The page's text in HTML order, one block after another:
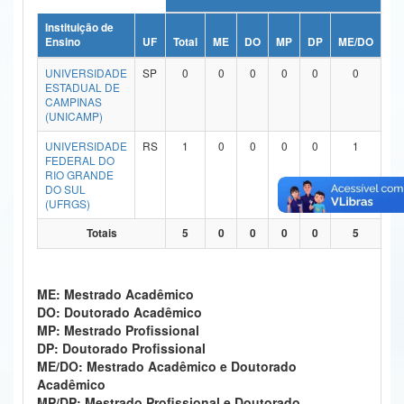
Ministério da Ciência, Tecnologia, Inovações e Comunicações
Ministério do Meio Ambiente
Ministério do Turismo
Ministério do Desenvolvimento Regional
Controladoria-Geral da União
Ministério da Mulher, da Família e dos Direitos Humanos
Gabinete de Segurança Institucional
Advocacia-Geral da União
Banco Central do Brasil
Instituição de
Ensino
UF Total ME DO MP DP ME/DO
UNIVERSIDADE
ESTADUAL DE
CAMPINAS
(UNICAMP)
SP 0 0 0 0 0 0
UNIVERSIDADE
FEDERAL DO
RIO GRANDE
DO SUL
(UFRGS)
RS 1 0 0 0 0 1
Totais 5 0 0 0 0 5
ME: Mestrado Acadêmico
DO: Doutorado Acadêmico
MP: Mestrado Profissional
DP: Doutorado Profissional
ME/DO: Mestrado Acadêmico e Doutorado
Acadêmico